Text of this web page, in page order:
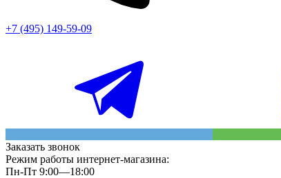
+7 (495) 149-59-09
Заказать звонок
Режим работы интернет-магазина:
Пн-Пт 9:00—18:00